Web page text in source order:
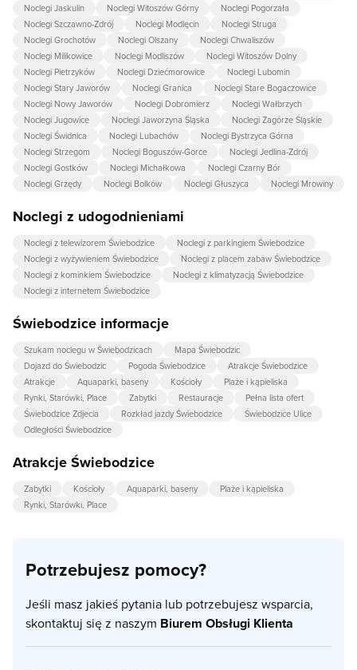
Noclegi Jaskulin
Noclegi Witoszów Górny
Noclegi Pogorzała
Noclegi Szczawno-Zdrój
Noclegi Modlęcin
Noclegi Struga
Noclegi Grochotów
Noclegi Olszany
Noclegi Chwaliszów
Noclegi Milikowice
Noclegi Modliszów
Noclegi Witoszów Dolny
Noclegi Pietrzyków
Noclegi Dziećmorowice
Noclegi Lubomin
Noclegi Stary Jaworów
Noclegi Granica
Noclegi Stare Bogaczowice
Noclegi Nowy Jaworów
Noclegi Dobromierz
Noclegi Wałbrzych
Noclegi Jugowice
Noclegi Jaworzyna Śląska
Noclegi Zagórze Śląskie
Noclegi Świdnica
Noclegi Lubachów
Noclegi Bystrzyca Górna
Noclegi Strzegom
Noclegi Boguszów-Gorce
Noclegi Jedlina-Zdrój
Noclegi Gostków
Noclegi Michałkowa
Noclegi Czarny Bór
Noclegi Grzędy
Noclegi Bolków Noclegi Głuszyca Noclegi Mrowiny
Noclegi z udogodnieniami
Noclegi z telewizorem Świebodzice
Noclegi z parkingiem Świebodzice
Noclegi z wyżywieniem Świebodzice
Noclegi z placem zabaw Świebodzice
Noclegi z kominkiem Świebodzice
Noclegi z klimatyzacją Świebodzice
Noclegi z internetem Świebodzice
Świebodzice informacje
Szukam noclegu w Świebodzicach
Mapa Świebodzic
Dojazd do Świebodzic
Pogoda Świebodzice
Atrakcje Świebodzice
Atrakcje
Aquaparki, baseny Kościoły
Plaże i kąpieliska
Rynki, Starówki, Place
Zabytki Restauracje
Pełna lista ofert
Świebodzice Zdjecia
Rozkład jazdy Świebodzice
Świebodzice Ulice
Odległości Świebodzice
Atrakcje Świebodzice
Zabytki Kościoły Aquaparki, baseny
Plaże i kąpieliska
Rynki, Starówki, Place
Potrzebujesz pomocy?
Jeśli masz jakieś pytania lub potrzebujesz wsparcia,
skontaktuj się z naszym Biurem Obsługi Klienta